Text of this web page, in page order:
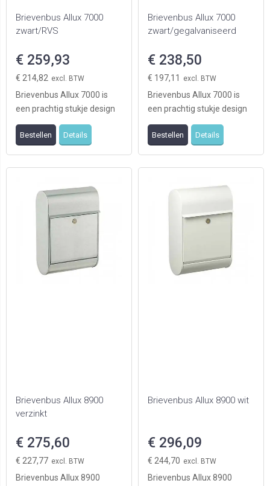
Brievenbus Allux 7000
zwart/RVS
€ 259,93
€ 214,82
Brievenbus Allux 7000 is
een prachtig stukje design
aan uw oprit. De brievenbus
is geschik ...
Bestellen Details
Brievenbus Allux 7000
zwart/gegalvaniseerd
€ 238,50
€ 197,11
Brievenbus Allux 7000 is
een prachtig stukje design
aan uw oprit. De brievenbus
is geschik ...
Bestellen Details
Brievenbus Allux 8900
verzinkt
€ 275,60
€ 227,77
Brievenbus Allux 8900
Brievenbus Allux 8900 wit
€ 296,09
€ 244,70
Brievenbus Allux 8900